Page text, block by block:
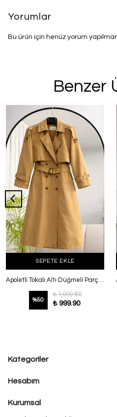
Yorumlar
Bu ürün için henüz yorum
Benzer
SEPETE EKLE
Apoletli Tokalı Altı Düğmeli Parçalı Trençkot Camel
%50
₺ 1,999.80
₺ 999.90
Kategoriler
Hesabım
Kurumsal